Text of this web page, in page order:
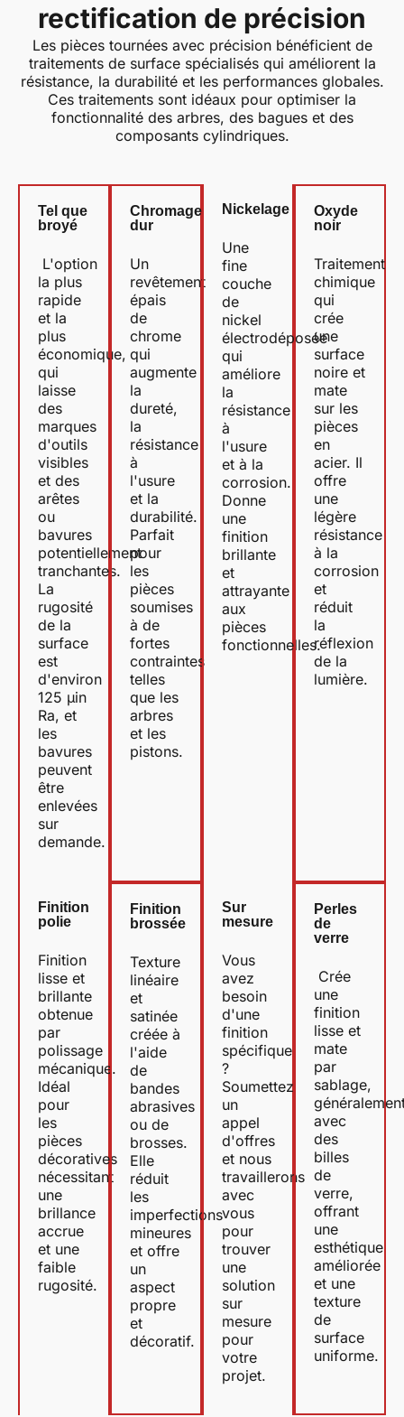
rectification de précision
Les pièces tournées avec précision bénéficient de
traitements de surface spécialisés qui améliorent la
résistance, la durabilité et les performances globales.
Ces traitements sont idéaux pour optimiser la
fonctionnalité des arbres, des bagues et des
composants cylindriques.
Tel que
broyé
L'option
la plus
rapide
et la
plus
économique,
qui
laisse
des
marques
d'outils
visibles
et des
arêtes
ou
bavures
potentiellement
tranchantes.
La
rugosité
de la
surface
est
d'environ
125 µin
Ra, et
les
bavures
peuvent
être
enlevées
sur
demande.
Chromage
dur
Un
revêtement
épais
de
chrome
qui
augmente
la
dureté,
la
résistance
à
l'usure
et la
durabilité.
Parfait
pour
les
pièces
soumises
à de
fortes
contraintes
telles
que les
arbres
et les
pistons.
Nickelage
Une
fine
couche
de
nickel
électrodéposée
qui
améliore
la
résistance
à
l'usure
et à la
corrosion.
Donne
une
finition
brillante
et
attrayante
aux
pièces
fonctionnelles.
Oxyde
noir
Traitement
chimique
qui
crée
une
surface
noire et
mate
sur les
pièces
en
acier. Il
offre
une
légère
résistance
à la
corrosion
et
réduit
la
réflexion
de la
lumière.
Finition
polie
Finition
lisse et
brillante
obtenue
par
polissage
mécanique.
Idéal
pour
les
pièces
décoratives
nécessitant
une
brillance
accrue
et une
faible
rugosité.
Finition
brossée
Texture
linéaire
et
satinée
créée à
l'aide
de
bandes
abrasives
ou de
brosses.
Elle
réduit
les
imperfections
mineures
et offre
un
aspect
propre
et
décoratif.
Sur
mesure
Vous
avez
besoin
d'une
finition
spécifique
?
Soumettez
un
appel
d'offres
et nous
travaillerons
avec
vous
pour
trouver
une
solution
sur
mesure
pour
votre
projet.
Perles
de
verre
Crée
une
finition
lisse et
mate
par
sablage,
avec
des
billes
de
verre,
offrant
une
esthétique
améliorée
et une
texture
de
surface
uniforme.